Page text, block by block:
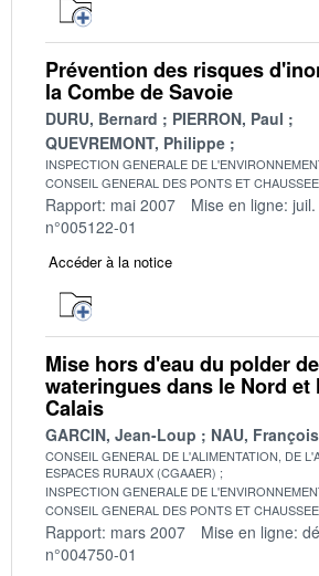
Prévention des risques
la Combe de Savoie
DURU, Bernard
PIERRON, Paul
QUEVREMONT, Philippe
INSPECTION GENERALE DE
CONSEIL GENERAL DES PONTS ET
Rapport: mai 2007 Mise en ligne:
n°005122-01
Accéder à la notice
Mise hors d'eau du polder
wateringues dans le Nord et
Calais
GARCIN, Jean-Loup NAU, François
CONSEIL GENERAL DE L'ALIMENTATION, DE
ESPACES RURAUX (CGAAER)
INSPECTION GENERALE DE
CONSEIL GENERAL DES PONTS ET
Rapport: mars 2007 Mise en ligne:
n°004750-01